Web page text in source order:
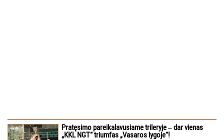
Pratęsimo pareikalavusiame trileryje ‒ dar vienas
„KKL NGT“ triumfas „Vasaros lygoje“!